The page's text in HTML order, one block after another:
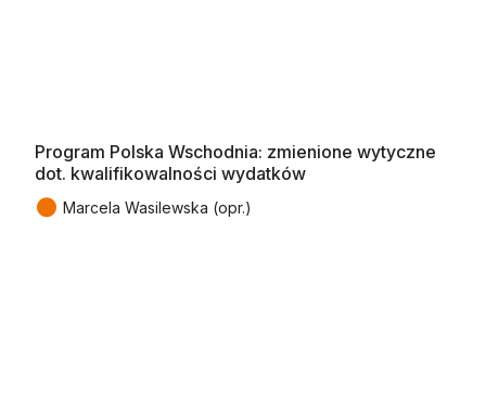
Program Polska Wschodnia: zmienione wytyczne
dot. kwalifikowalności wydatków
● Marcela Wasilewska (opr.)